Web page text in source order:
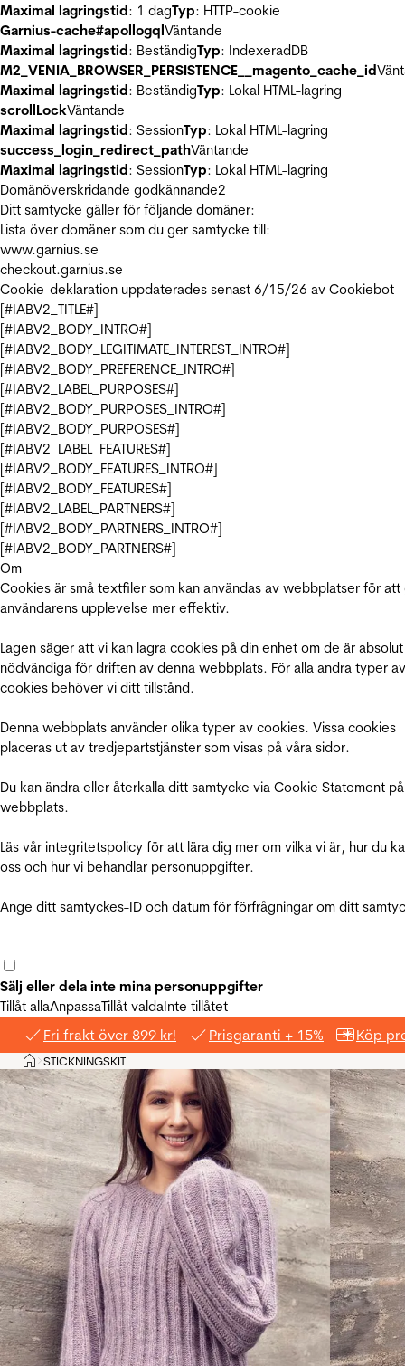
Maximal lagringstid: 1 dagTyp: HTTP-cookie
Garnius-cache#apollogqlVäntande
Maximal lagringstid: BeständigTyp: IndexeradDB
M2_VENIA_BROWSER_PERSISTENCE__magento_cache_id
Maximal lagringstid: BeständigTyp: Lokal HTML-lagring
scrollLockVäntande
Maximal lagringstid: SessionTyp: Lokal HTML-lagring
success_login_redirect_pathVäntande
Maximal lagringstid: SessionTyp: Lokal HTML-lagring
Domänöverskridande godkännande2
Ditt samtycke gäller för följande domäner:
Lista över domäner som du ger samtycke till:
www.garnius.se
checkout.garnius.se
Cookie-deklaration uppdaterades senast 6/15/26 av Cookiebot
[#IABV2_TITLE#]
[#IABV2_BODY_INTRO#]
[#IABV2_BODY_LEGITIMATE_INTEREST_INTRO#]
[#IABV2_BODY_PREFERENCE_INTRO#]
[#IABV2_LABEL_PURPOSES#]
[#IABV2_BODY_PURPOSES_INTRO#]
[#IABV2_BODY_PURPOSES#]
[#IABV2_LABEL_FEATURES#]
[#IABV2_BODY_FEATURES_INTRO#]
[#IABV2_BODY_FEATURES#]
[#IABV2_LABEL_PARTNERS#]
[#IABV2_BODY_PARTNERS_INTRO#]
[#IABV2_BODY_PARTNERS#]
Om
Cookies är små textfiler som kan användas av webbplatser för att
användarens upplevelse mer effektiv.
Lagen säger att vi kan lagra cookies på din enhet om de är absolut
nödvändiga för driften av denna webbplats. För alla andra typer av
cookies behöver vi ditt tillstånd.
Denna webbplats använder olika typer av cookies. Vissa cookies
placeras ut av tredjepartstjänster som visas på våra sidor.
Du kan ändra eller återkalla ditt samtycke via Cookie Statement
webbplats.
Läs vår integritetspolicy för att lära dig mer om vilka vi är, hur du
oss och hur vi behandlar personuppgifter.
Ange ditt samtyckes-ID och datum för förfrågningar om ditt
Sälj eller dela inte mina personuppgifter
Tillåt allaAnpassaTillåt valdaInte tillåtet
Fri frakt över 899 kr! Prisgaranti + 15% Köp
Hem
>STICKNINGSKIT